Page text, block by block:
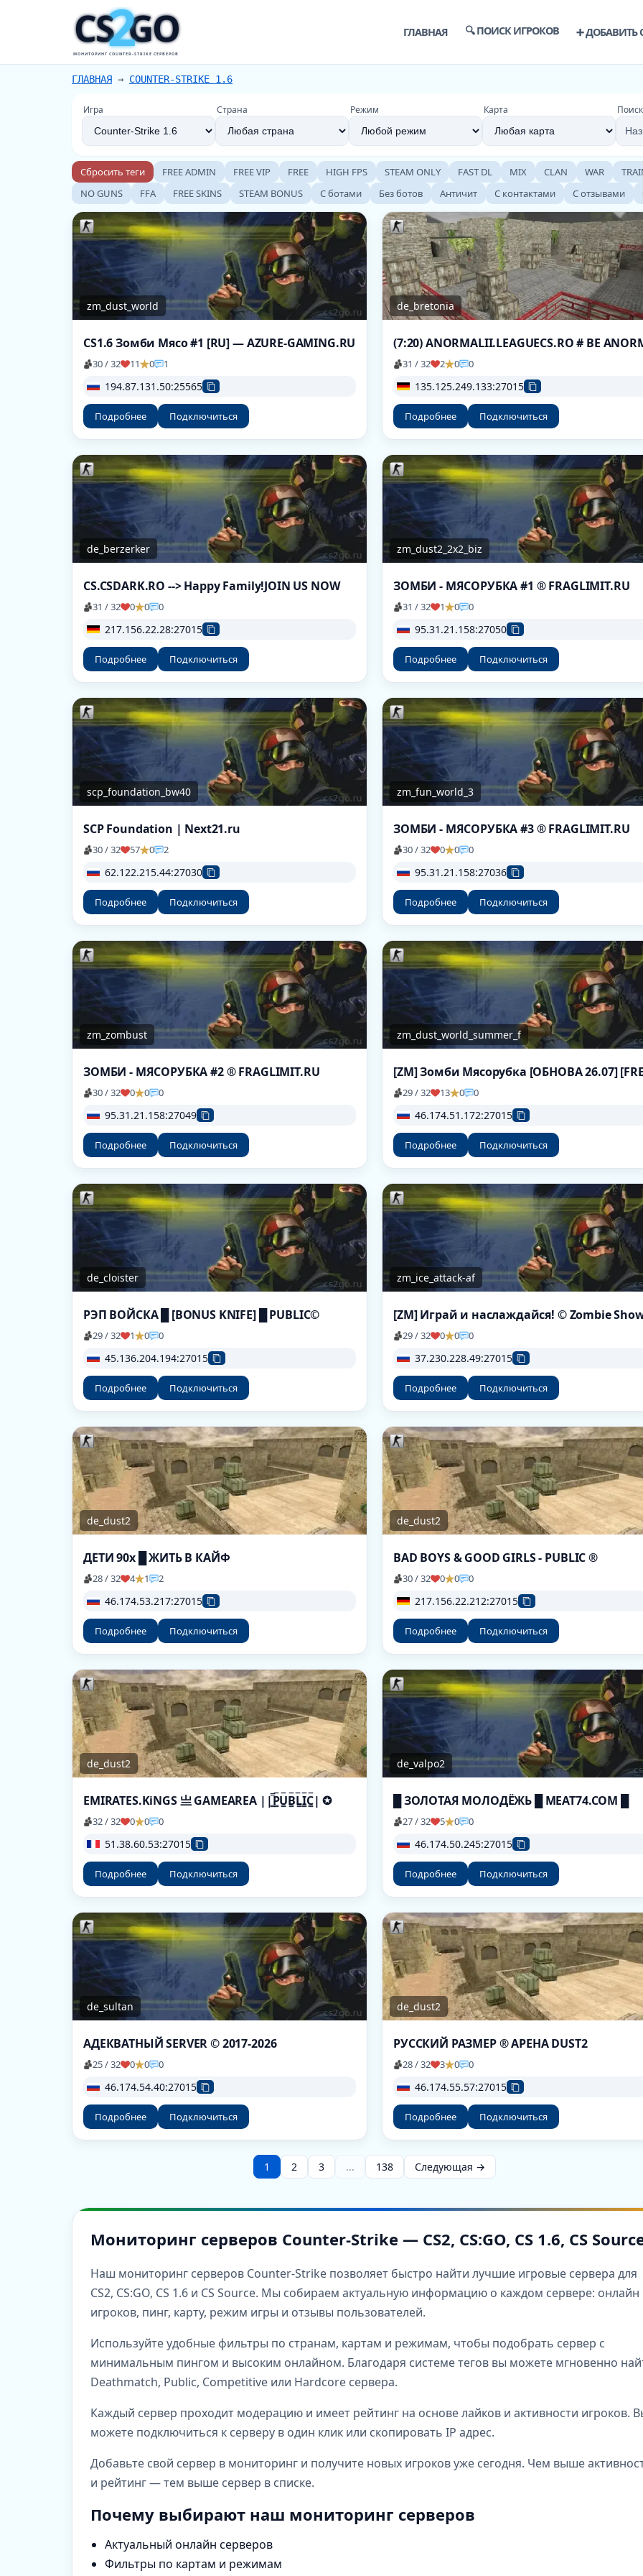
CS GO
2
МОНИТОРИНГ COUNTER-STRIKE СЕРВЕРОВ
ГЛАВНАЯ 🔍 ПОИСК ИГРОКОВ ➕ ДОБАВИТЬ
ГЛАВНАЯ → COUNTER-STRIKE 1.6
Игра Страна Режим Карта Поиск
Сбросить теги FREE ADMIN FREE VIP FREE HIGH FPS STEAM ONLY FAST DL MIX CLAN WAR
NO GUNS
FFA FREE SKINS STEAM BONUS С ботами Без ботов Античит С контактами С отзывами
zm_dust_world
CS1.6 Зомби Мясо #1 [RU] — AZURE-GAMING.RU
30 / 32 11 0 1
194.87.131.50:25565
Подробнее Подключиться
de_bretonia
(7:20) ANORMALII.LEAGUECS.RO # BE
31 / 32 2 0 0
135.125.249.133:27015
Подробнее Подключиться
de_berzerker
CS.CSDARK.RO --> Happy Family!JOIN US NOW
31 / 32 0 0 0
217.156.22.28:27015
Подробнее Подключиться
zm_dust2_2x2_biz
ЗОМБИ - МЯСОРУБКА #1 ® FRAGLIMIT.RU
31 / 32 1 0 0
95.31.21.158:27050
Подробнее Подключиться
scp_foundation_bw40
SCP Foundation | Next21.ru
30 / 32 57 0 2
62.122.215.44:27030
Подробнее Подключиться
zm_fun_world_3
ЗОМБИ - МЯСОРУБКА #3 ® FRAGLIMIT.RU
30 / 32 0 0 0
95.31.21.158:27036
Подробнее Подключиться
zm_zombust
ЗОМБИ - МЯСОРУБКА #2 ® FRAGLIMIT.RU
30 / 32 0 0 0
95.31.21.158:27049
Подробнее Подключиться
zm_dust_world_summer_f
29 / 32 13 0 0
46.174.51.172:27015
Подробнее Подключиться
de_cloister
РЭП ВОЙСКА █ [BONUS KNIFE] █ PUBLIC©
29 / 32 1 0 0
45.136.204.194:27015
Подробнее Подключиться
zm_ice_attack-af
[ZM] Играй и наслаждайся! © Zombie
29 / 32 0 0 0
37.230.228.49:27015
Подробнее Подключиться
de_dust2
ДЕТИ 90х █ ЖИТЬ В КАЙФ
28 / 32 4 1 2
46.174.53.217:27015
Подробнее Подключиться
de_dust2
BAD BOYS & GOOD GIRLS - PUBLIC ®
30 / 32 0 0 0
217.156.22.212:27015
Подробнее Подключиться
de_dust2
EMIRATES.KiNGS 亗 GAMEAREA ||͇̿P͇̿U͇̿B͇̿L͇̿I͇̿C͇̿| ✪
32 / 32 0 0 0
51.38.60.53:27015
Подробнее Подключиться
de_valpo2
█ ЗОЛОТАЯ МОЛОДЁЖЬ █ MEAT74.COM █
27 / 32 5 0 0
46.174.50.245:27015
Подробнее Подключиться
de_sultan
АДЕКВАТНЫЙ SERVER © 2017-2026
25 / 32 0 0 0
46.174.54.40:27015
Подробнее Подключиться
de_dust2
РУССКИЙ РАЗМЕР ® АРЕНА DUST2
28 / 32 3 0 0
46.174.55.57:27015
Подробнее Подключиться
1 2 3 ... 138 Следующая →
Мониторинг серверов Counter-Strike — CS2, CS:GO, CS 1.6, CS
Наш мониторинг серверов Counter-Strike позволяет быстро найти лучшие игровые сервера для
CS2, CS:GO, CS 1.6 и CS Source. Мы собираем актуальную информацию о каждом сервере: онлайн
игроков, пинг, карту, режим игры и отзывы пользователей.
Используйте удобные фильтры по странам, картам и режимам, чтобы подобрать сервер с
минимальным пингом и высоким онлайном. Благодаря системе тегов вы можете мгновенно
Deathmatch, Public, Competitive или Hardcore сервера.
Каждый сервер проходит модерацию и имеет рейтинг на основе лайков и активности игроков.
можете подключиться к серверу в один клик или скопировать IP адрес.
Добавьте свой сервер в мониторинг и получите новых игроков уже сегодня. Чем выше
и рейтинг — тем выше сервер в списке.
Почему выбирают наш мониторинг серверов
Актуальный онлайн серверов
Фильтры по картам и режимам